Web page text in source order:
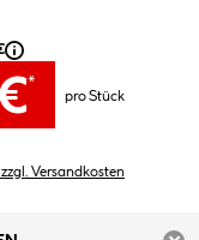
*
pro Stück
Versandkosten